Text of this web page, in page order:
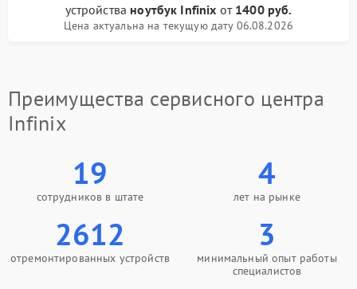
устройства ноутбук Infinix от 1400 руб.
Цена актуальна на текущую дату 06.08.2026
Преимущества сервисного центра
Infinix
19
сотрудников в штате
4
лет на рынке
2612
отремонтированных устройств
3
минимальный опыт работы
специалистов